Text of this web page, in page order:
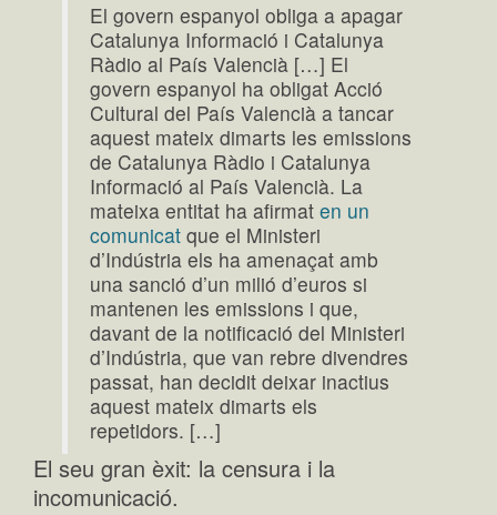
El govern espanyol obliga a apagar
Catalunya Informació i Catalunya
Ràdio al País Valencià […] El
govern espanyol ha obligat Acció
Cultural del País Valencià a tancar
aquest mateix dimarts les emissions
de Catalunya Ràdio i Catalunya
Informació al País Valencià. La
mateixa entitat ha afirmaten un
comunicat que el Ministeri
d’Indústria els ha amenaçat amb
una sanció d’un milió d’euros si
mantenen les emissions i que,
davant de la notificació del Ministeri
d’Indústria, que van rebre divendres
passat, han decidit deixar inactius
aquest mateix dimarts els
repetidors. […]
El seu gran èxit: la censura i la
incomunicació.